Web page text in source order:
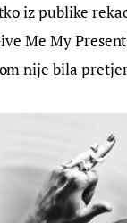
iz publike
Me My
nije bila